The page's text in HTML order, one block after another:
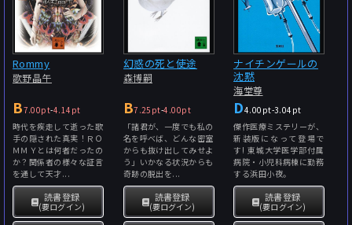
Rommy
歌野晶午
B7.00pt-4.14pt
時代を疾走して逝った歌
手の隠された真実！ＲＯ
ＭＭＹとは何者だったの
か？関係者の様々な証言
を通して天才...
読書登録
(要ログイン)
幻惑の死と使途
森博嗣
B7.25pt-4.00pt
「諸君が、一度でも私の
名を呼べば、どんな密室
からも抜け出してみせよ
う」いかなる状況からも
奇跡の脱出を...
読書登録
(要ログイン)
ナイチンゲールの
沈黙
海堂尊
D4.00pt-3.04pt
傑作医療ミステリーが、
新装版になって登場で
す! 東城大学医学部付属
病院・小児科病棟に勤務
する浜田小夜。
読書登録
(要ログイン)